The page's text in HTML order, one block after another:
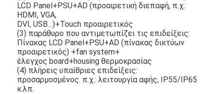
LCD Panel+PSU+AD (προαιρετική διεπαφή, π.χ.:
HDMI, VGA,
DVI, USB…)+Touch προαιρετικός
(3) παράθυρο που αντιμετωπίζει τις επιδείξεις:
Πίνακας LCD Panel+PSU+AD (πίνακας δικτύων
προαιρετικός) +fan system+
έλεγχος board+housing θερμοκρασίας
(4) πλήρεις υπαίθριες επιδείξεις:
προσαρμοσμένος. π.χ.: λειτουργία αφής, IP55/IP65
κ.λπ.